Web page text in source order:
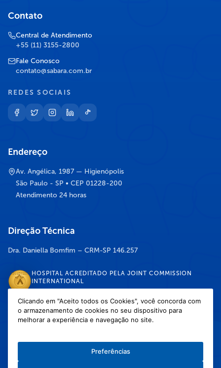
Contato
Central de Atendimento
+55 (11) 3155-2800
Fale Conosco
contato@sabara.com.br
REDES SOCIAIS
Endereço
Av. Angélica, 1987 — Higienópolis
São Paulo - SP • CEP 01228-200
Atendimento 24 horas
Direção Técnica
Dra. Daniella Bomfim – CRM-SP 146.257
HOSPITAL ACREDITADO PELA JOINT COMMISSION
INTERNATIONAL
DISPONÍVEL NAS LOJAS
Clicando em "Aceito todos os Cookies", você concorda com
o armazenamento de cookies no seu dispositivo para
melhorar a experiência e navegação no site.
Preferências